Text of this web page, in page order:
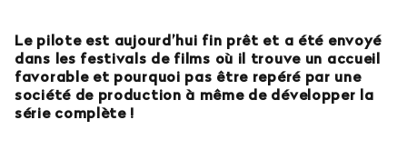
Le pilote est aujourd’hui fin prêt et a été envoyé
dans les festivals de films où il trouve un accueil
favorable et pourquoi pas être repéré par une
société de production à même de développer la
série complète !